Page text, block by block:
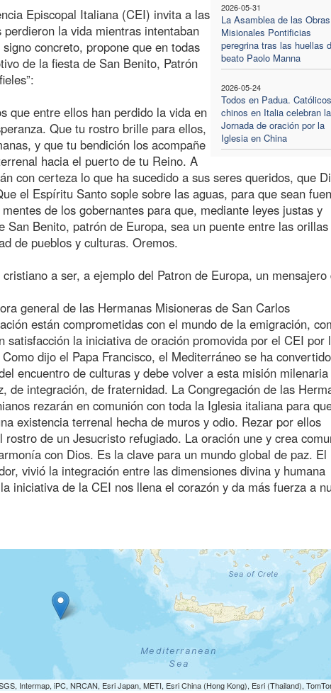
2026-05-31
La Asamblea de las Obras
Misionales Pontificias
peregrina tras las huellas
beato Paolo Manna
2026-05-24
Todos en Padua. Católicos
chinos en Italia celebran la
Jornada de oración por la
Iglesia en China
Episcopal Italiana (CEI) invita a las
la vida mientras intentaban
concreto, propone que en todas
de la fiesta de San Benito, Patrón
que entre ellos han perdido la vida en
Que tu rostro brille para ellos,
y que tu bendición los acompañe
hacia el puerto de tu Reino. A
con certeza lo que ha sucedido a sus seres queridos, que
el Espíritu Santo sople sobre las aguas, para que sean
de los gobernantes para que, mediante leyes justas y
Benito, patrón de Europa, sea un puente entre las
de pueblos y culturas. Oremos.
a ser, a ejemplo del Patron de Europa, un mensajero
general de las Hermanas Misioneras de San Carlos
están comprometidas con el mundo de la emigración,
satisfacción la iniciativa de oración promovida por el CEI por
dijo el Papa Francisco, el Mediterráneo se ha
encuentro de culturas y debe volver a esta misión milenaria
de integración, de fraternidad. La Congregación de las
rezarán en comunión con toda la Iglesia italiana para
existencia terrenal hecha de muros y odio. Rezar por ellos
de un Jesucristo refugiado. La oración une y crea
con Dios. Es la clave para un mundo global de paz. El
vivió la integración entre las dimensiones divina y humana
iniciativa de la CEI nos llena el corazón y da más fuerza a
Intermap, iPC, NRCAN, Esri Japan, METI, Esri China (Hong Kong), Esri (Thailand),